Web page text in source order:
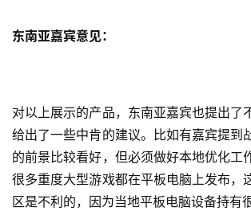
文
)
东南亚嘉宾意见：
对以上展示的产品，东南亚嘉宾也提出了
给出了一些中肯的建议。
比如有嘉宾提到
的前景比较看好，但必须做好本地优化工
很多重度大型游戏都在平板电脑上发布，
区是不利的，因为当地平板电脑设备持有很